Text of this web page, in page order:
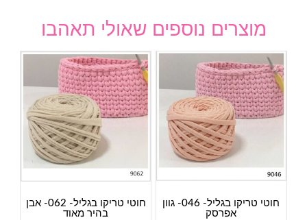
מוצרים נוספים שאולי תאהבו
חוטי טריקו בגליל- 046- גוון
אפרסק
חוטי טריקו בגליל- 062- אבן
בהיר מאוד